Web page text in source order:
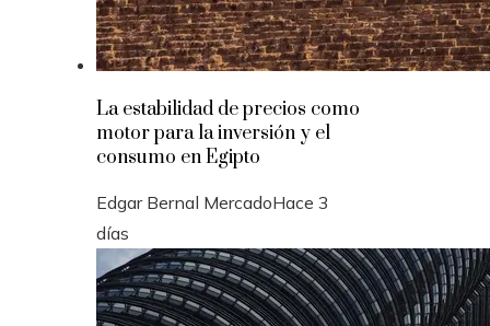
La estabilidad de precios como
motor para la inversión y el
consumo en Egipto
Edgar Bernal MercadoHace 3
días